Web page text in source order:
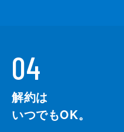
04
解約は
いつでもOK。